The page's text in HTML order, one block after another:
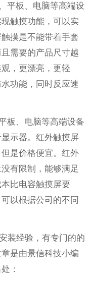
平板、电脑等高端设
触摸功能，可以实
摸是不能带着手套
需要的产品尺寸越
，更漂亮，更轻
功能，同时反应速
板、电脑等高端设备
示器。红外触摸屏
是价格便宜。红外
有限制，能够满足
比电容触摸屏要
以根据公司的不同
装经验，有专门的的
是由景信科技小编
：